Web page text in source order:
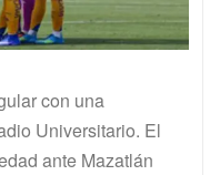
con una
Universitario. El
ante Mazatlán